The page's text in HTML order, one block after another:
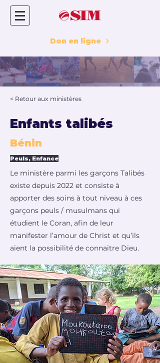
Don en ligne
< Retour aux ministères
Enfants talibés
Bénin
Peuls, Enfance
Le ministère parmi les garçons Talibés
existe depuis 2022 et consiste à
apporter des soins à tout niveau à ces
garçons peuls / musulmans qui
étudient le Coran, afin de leur
manifester l’amour de Christ et qu’ils
aient la possibilité de connaitre Dieu.